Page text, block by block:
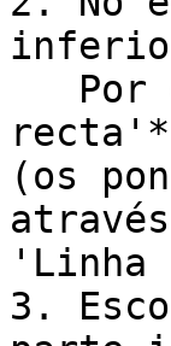
(os
3.